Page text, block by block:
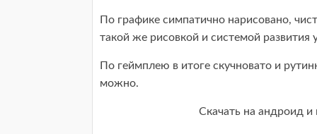
По графике симпатично нарисовано,
такой же рисовкой и системой развития
По геймплею в итоге скучновато и
можно.
Скачать на андроид